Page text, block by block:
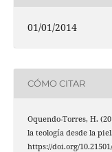
01/01/2014
CÓMO CITAR
Oquendo-Torres, H.
la teología desde la piel.
https://doi.org/